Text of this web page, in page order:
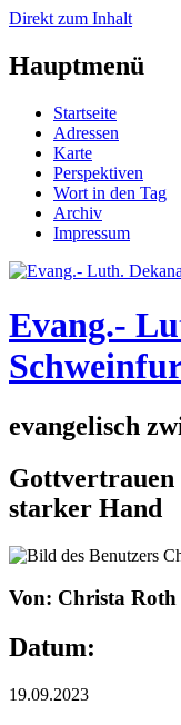
Direkt zum Inhalt
Hauptmenü
Startseite
Adressen
Karte
Perspektiven
Wort in den Tag
Archiv
Impressum
Evang.-
evangelisch
Gottvertrauen
starker Hand
Von: Christa Roth
Datum:
19.09.2023